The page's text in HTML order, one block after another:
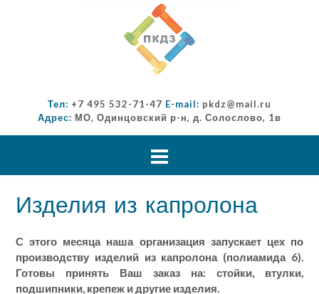
Тел: +7 495 532-71-47 E-mail: pkdz@mail.ru
Адрес: МО, Одинцовский р-н, д. Солослово, 1в
Изделия из капролона
С этого месяца наша организация запускает цех по
производству изделий из капролона (полиамида 6).
Готовы принять Ваш заказ на: стойки, втулки,
подшипники, крепеж и другие изделия.